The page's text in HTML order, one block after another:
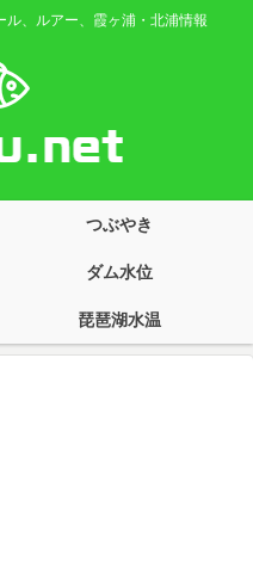
、ルアー、霞ヶ浦・北浦情報
つぶやき
ダム水位
琵琶湖水温